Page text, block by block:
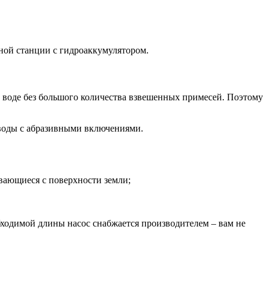
станции с гидроаккумулятором.
без большого количества взвешенных примесей. Поэтому
с абразивными включениями.
с поверхности земли;
длины насос снабжается производителем – вам не